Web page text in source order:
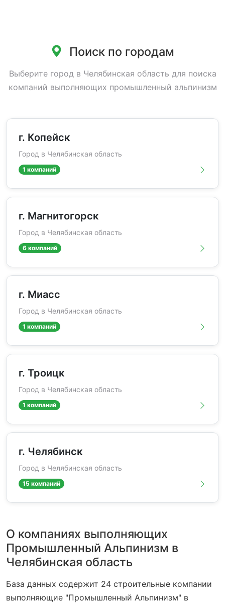
Поиск по городам
Выберите город в Челябинская область для поиска
компаний выполняющих промышленный альпинизм
г. Копейск
Город в Челябинская область
1 компаний
г. Магнитогорск
Город в Челябинская область
6 компаний
г. Миасс
Город в Челябинская область
1 компаний
г. Троицк
Город в Челябинская область
1 компаний
г. Челябинск
Город в Челябинская область
15 компаний
О компаниях выполняющих
Промышленный Альпинизм в
Челябинская область
База данных содержит 24 строительные компании
выполняющие "Промышленный Альпинизм" в